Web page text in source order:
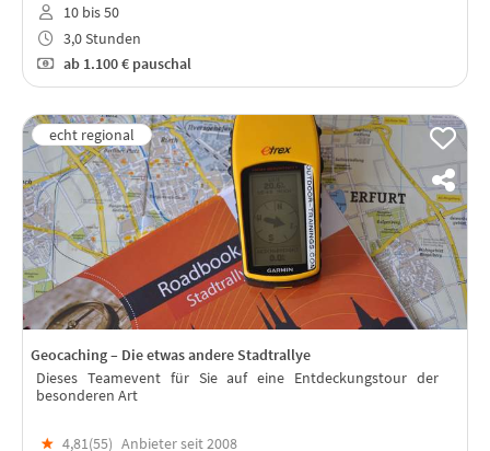
10 bis 50
3,0 Stunden
ab1.100 € pauschal
Geocaching – Die etwas andere Stadtrallye
Dieses Teamevent für Sie auf eine Entdeckungstour der
besonderen Art
★ 4,81(55) Anbieter seit 2008